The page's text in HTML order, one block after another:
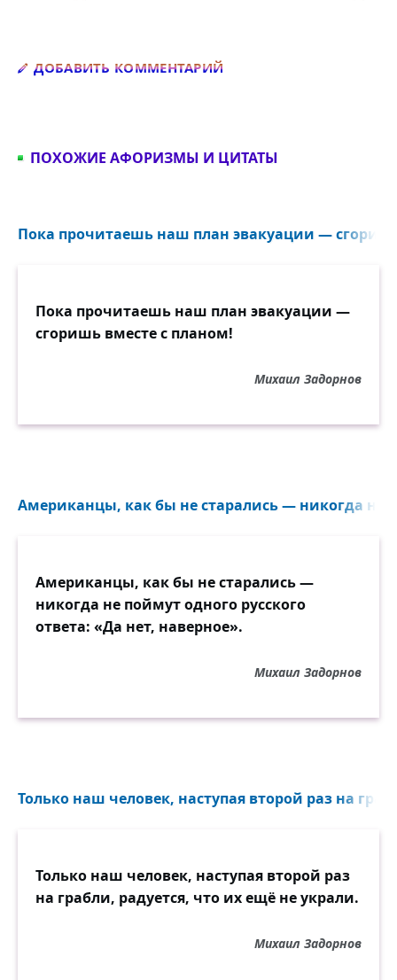
ДОБАВИТЬ КОММЕНТАРИЙ
ПОХОЖИЕ АФОРИЗМЫ И ЦИТАТЫ
Пока прочитаешь наш план эвакуации —
Пока прочитаешь наш план эвакуации —
сгоришь вместе с планом!
Михаил Задорнов
Американцы, как бы не старались — никогда не
Американцы, как бы не старались —
никогда не поймут одного русского
ответа: «Да нет, наверное».
Михаил Задорнов
Только наш человек, наступая второй раз на
Только наш человек, наступая второй раз
на грабли, радуется, что их ещё не украли.
Михаил Задорнов